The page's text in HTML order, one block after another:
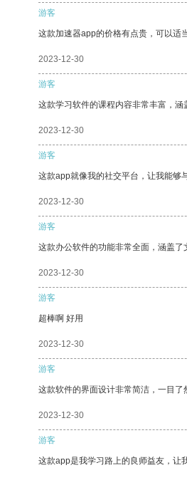
游客
这款加速器app的价格有点贵，可以适
2023-12-30
游客
这款学习软件的课程内容非常丰富，涵
2023-12-30
游客
这款app就像我的社交平台，让我能够
2023-12-30
游客
这款办公软件的功能非常全面，涵盖了
2023-12-30
游客
超棒啊 好用
2023-12-30
游客
这款软件的界面设计非常简洁，一目了
2023-12-30
游客
这款app是我学习路上的良师益友，让